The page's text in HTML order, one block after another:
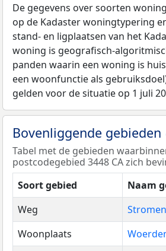
De gegevens over soorten
op de Kadaster woningtypering
stand- en ligplaatsen van het
woning is geografisch-
panden waarin een woning is
een woonfunctie als
gelden voor de situatie op 1 juli
Bovenliggende gebieden
Tabel met de gebieden
postcodegebied 3448 CA zich
Soort gebied
Naam
Weg
Woonplaats